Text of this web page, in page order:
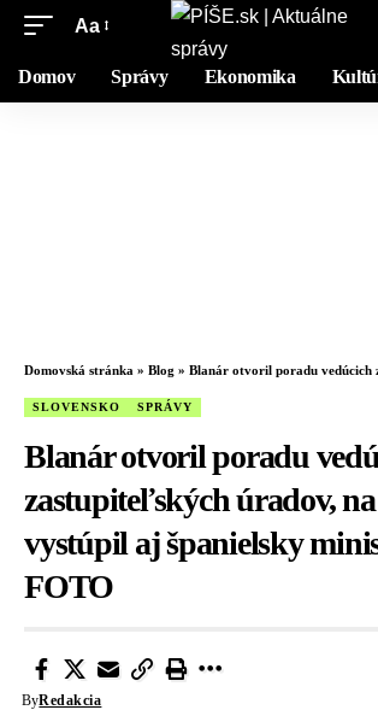
Aa
Domov Správy Ekonomika
Domovská stránka » Blog » Blanár otvoril poradu vedúcich zastupiteľských úradov, na
SLOVENSKO SPRÁVY
Blanár otvoril poradu
zastupiteľských úradov,
vystúpil aj španielsky
FOTO
ByRedakcia